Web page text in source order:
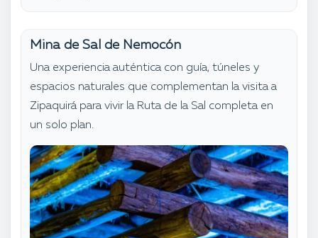
Mina de Sal de Nemocón
Una experiencia auténtica con guía, túneles y
espacios naturales que complementan la visita a
Zipaquirá para vivir la Ruta de la Sal completa en
un solo plan.